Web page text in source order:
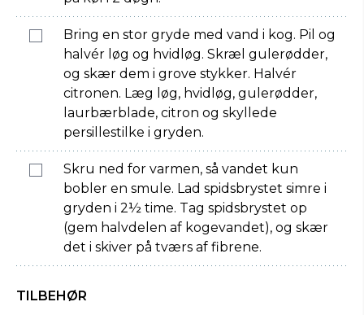
Bring en stor gryde med vand i kog. Pil og
halvér løg og hvidløg. Skræl gulerødder,
og skær dem i grove stykker. Halvér
citronen. Læg løg, hvidløg, gulerødder,
laurbærblade, citron og skyllede
persillestilke i gryden.
Skru ned for varmen, så vandet kun
bobler en smule. Lad spidsbrystet simre i
gryden i 2½ time. Tag spidsbrystet op
(gem halvdelen af kogevandet), og skær
det i skiver på tværs af fibrene.
TILBEHØR